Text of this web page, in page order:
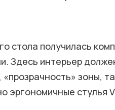
стола получилась
Здесь интерьер
зоны,
эргономичные стулья